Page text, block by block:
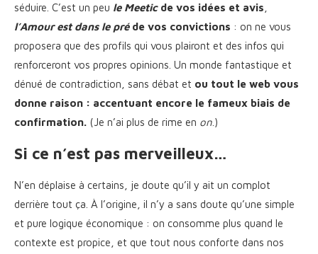
séduire. C’est un peu le Meeticde vos idées et avis
l’Amour est dans le préde vos convictions : on ne vous
proposera que des profils qui vous plairont et des infos qui
renforceront vos propres opinions. Un monde fantastique et
dénué de contradiction, sans débat et ou tout le web vous
donne raison : accentuant encore le fameux biais de
confirmation. (Je n’ai plus de rime en on .)
Si ce n’est pas merveilleux…
N’en déplaise à certains, je doute qu’il y ait un complot
derrière tout ça. À l’origine, il n’y a sans doute qu’une simple
et pure logique économique : on consomme plus quand le
contexte est propice, et que tout nous conforte dans nos